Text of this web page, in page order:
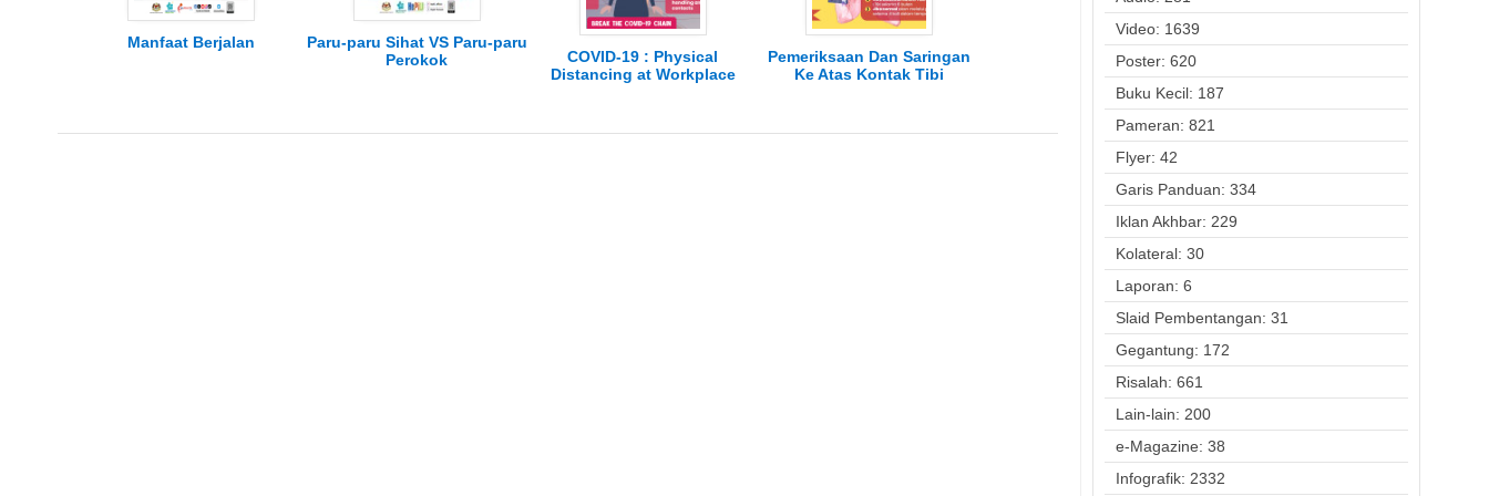
Manfaat Berjalan
Paru-paru Sihat VS Paru-paru
Perokok
COVID-19 : Physical
Distancing at Workplace
Pemeriksaan Dan Saringan
Ke Atas Kontak Tibi
Video: 1639
Poster: 620
Buku Kecil: 187
Pameran: 821
Flyer: 42
Garis Panduan: 334
Iklan Akhbar: 229
Kolateral: 30
Laporan: 6
Slaid Pembentangan: 31
Gegantung: 172
Risalah: 661
Lain-lain: 200
e-Magazine: 38
Infografik: 2332